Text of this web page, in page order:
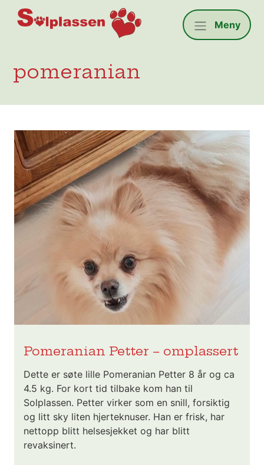
Solplassen
Meny
pomeranian
Pomeranian Petter – omplassert
Dette er søte lille Pomeranian Petter 8 år og ca
4.5 kg. For kort tid tilbake kom han til
Solplassen. Petter virker som en snill, forsiktig
og litt sky liten hjerteknuser. Han er frisk, har
nettopp blitt helsesjekket og har blitt
revaksinert.